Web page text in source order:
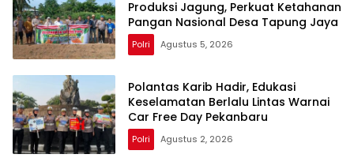
Produksi Jagung, Perkuat Ketahanan
Pangan Nasional Desa Tapung Jaya
Polri Agustus 5, 2026
Polantas Karib Hadir, Edukasi
Keselamatan Berlalu Lintas Warnai
Car Free Day Pekanbaru
Polri Agustus 2, 2026